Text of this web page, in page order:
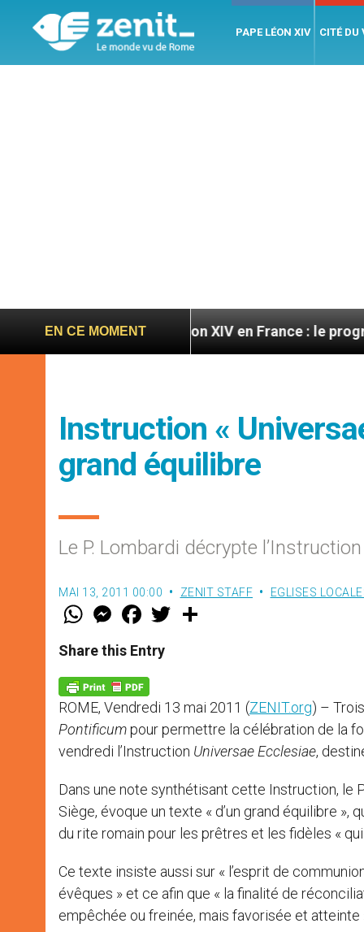
PAPE LÉON XIV CITÉ DU
EN CE MOMENTLéon XIV en France : le programme
Instruction «
grand équilibre
Le P. Lombardi décrypte
MAI 13, 2011 00:00 ZENIT STAFF EGLISES
W
t
s
p
p
M
e
s
e
g
e
r
F
a
e
b
k
w
Share this Entry
ROME, Vendredi 13 mai 2011 (ZENIT.org) –
Pontificumpour permettre la célébration de la
vendredi l’Instruction Universae Ecclesiae,
Dans une note synthétisant cette Instruction, le
Siège, évoque un texte « d’un grand équilibre »,
du rite romain pour les prêtres et les fidèles «
Ce texte insiste aussi sur « l’esprit de
évêques » et ce afin que « la finalité de
empêchée ou freinée, mais favorisée et atteinte